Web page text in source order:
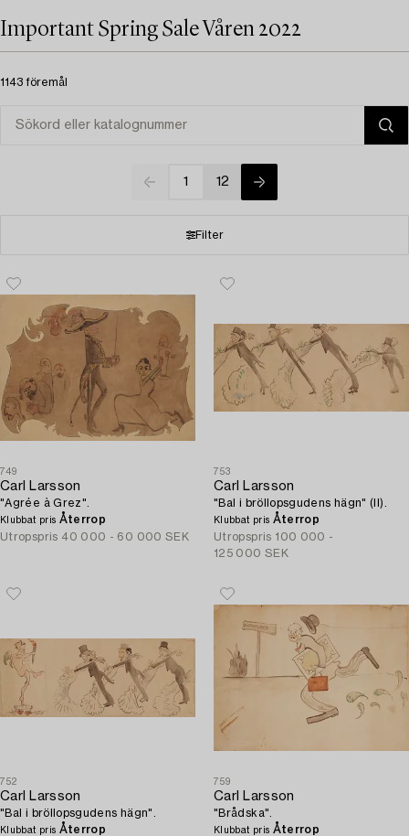
Important Spring Sale Våren 2022
1143 föremål
1 12
Filter
749
Carl Larsson
"Agrée à Grez".
Klubbat pris Återrop
Utropspris 40 000 - 60 000 SEK
753
Carl Larsson
"Bal i bröllopsgudens hägn" (II).
Klubbat pris Återrop
Utropspris 100 000 -
125 000 SEK
752
Carl Larsson
"Bal i bröllopsgudens hägn".
Klubbat pris Återrop
759
Carl Larsson
"Brådska".
Klubbat pris Återrop